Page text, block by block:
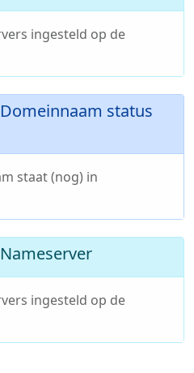
ingesteld op de
Domeinnaam status
staat (nog) in
Nameserver
ingesteld op de